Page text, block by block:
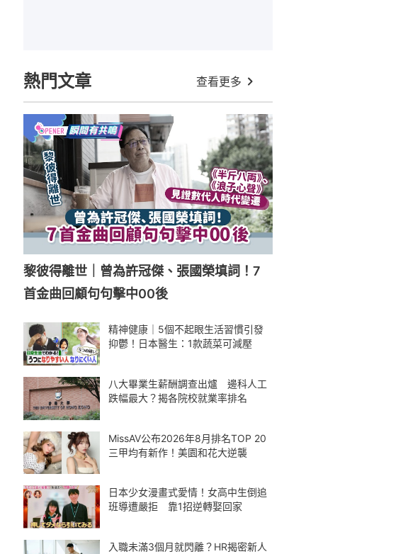
熱門文章 查看更多
黎彼得離世｜曾為許冠傑、張國榮填詞！7
首金曲回顧句句擊中00後
精神健康｜5個不起眼生活習慣引發
抑鬱！日本醫生：1款蔬菜可減壓
八大畢業生薪酬調查出爐 邊科人工
跌幅最大？揭各院校就業率排名
MissAV公布2026年8月排名TOP 20
三甲均有新作！美園和花大逆襲
日本少女漫畫式愛情！女高中生倒追
班導遭嚴拒 靠1招逆轉娶回家
入職未滿3個月就閃離？HR揭密新人